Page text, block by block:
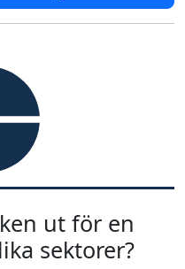
ut för en
sektorer?